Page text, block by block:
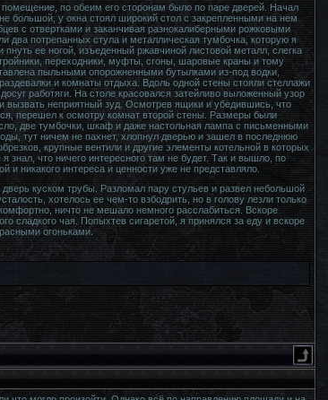
по обеим его сторонам было по паре дверей. Начал
большой, у окна стоял широкий стол с закрепленными на нем
с отвертками и заканчивая разнокалиберными рожковыми
два потрепанных стула и металлическая тумбочка, которую я
ее ногой, изъеденный ржавчиной листовой металл, слегка
переходники, муфты, сгоны, шаровые краны и тому
пыльными опорожненными бутылками из-под водки,
и комнаты отдыха. Вдоль одной стены стояли стеллажи
работяги. На столе красовался затейливо выложенный узор
неприятный зуд. Осмотрев ящики и убедившись, что
перешел к осмотру комнат второй стены. Размеры были
две тумбочки, шкаф и даже настольная лампа с письменными
тут ничем не пахнет, хлопнул дверью и зашел в последнюю
крупные вентили и другие элементы котельной в которых
что ничего интересного там не будет. Так и вышло, по
никакого интереса и ценности уже не представляло.
куском трубы. Разломал пару стульев и развел небольшой
хотелось ее чем-то взбодрить, но в голову лезли только
ничто не мешало немного расслабиться. Вскоре
сладкого чая. Попыхтев сигаретой, я принялся за еду и вскоре
огоньками.